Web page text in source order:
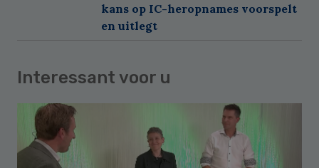
kans op IC-heropnames voorspelt
en uitlegt
Interessant voor u